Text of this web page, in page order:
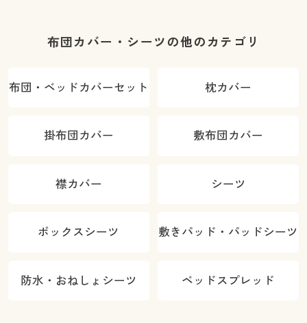
布団カバー・シーツの他のカテゴリ
布団・ベッドカバーセット 枕カバー
掛布団カバー 敷布団カバー
襟カバー シーツ
ボックスシーツ 敷きパッド・パッドシーツ
防水・おねしょシーツ ベッドスプレッド